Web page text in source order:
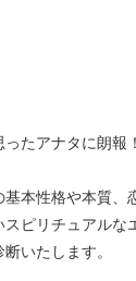
たアナタに朗報！
本性格や本質、
ピリチュアルな
いたします。